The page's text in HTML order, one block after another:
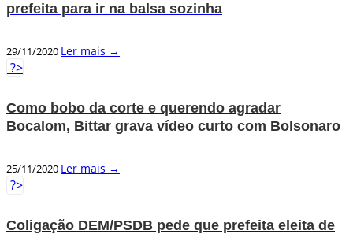
prefeita para ir na balsa sozinha
29/11/2020 Ler mais →
?>
Como bobo da corte e querendo agradar
Bocalom, Bittar grava vídeo curto com Bolsonaro
25/11/2020 Ler mais →
?>
Coligação DEM/PSDB pede que prefeita eleita de